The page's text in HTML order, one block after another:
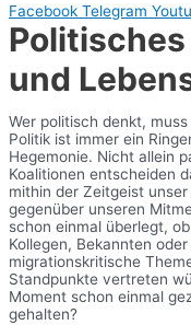
Facebook Telegram
Politisches
und
Wer politisch denkt,
Politik ist immer ein
Hegemonie. Nicht allein
Koalitionen entscheiden
mithin der Zeitgeist
gegenüber unseren
schon einmal überlegt,
Kollegen, Bekannten
migrationskritische
Standpunkte vertreten
Moment schon einmal
gehalten?